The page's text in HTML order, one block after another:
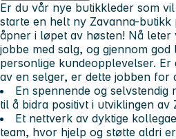
Er du vår nye butikkleder som
starte en helt ny Zavanna-butikk
åpner i løpet av høsten! Nå leter
jobbe med salg, og gjennom god
personlige kundeopplevelser.
av en selger, er dette jobben for
En spennende og
til å bidra positivt i utviklingen av
Et nettverk av dyktige
team, hvor hjelp og støtte aldri